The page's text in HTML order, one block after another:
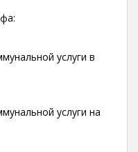
услуги в
услуги на